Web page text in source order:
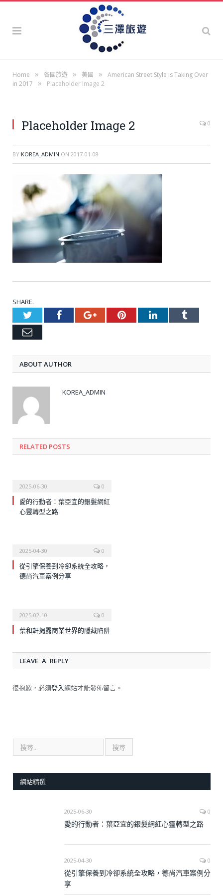
Home » 各國旅遊 » 美國 »
American Street Style is Taking Over
in 2017
» Placeholder Image 2
Placeholder Image 2 0
BY KOREA_ADMIN ON 2017-01-08
SHARE.
TwitterFacebookGoogle+PinterestLinkedInTumblr
Email
ABOUT AUTHOR
KOREA_ADMIN
RELATED POSTS
2025-06-30 0
愛的行動者：葉亞宜的銀髮網紅
心靈轉型之路
2025-04-30 0
從引擎保養到冷卻系統全攻略，
德尚汽車案例分享
2025-02-10 0
葉和軒揭露商業世界的隱藏陷阱
LEAVE A REPLY
很抱歉，必須登入網站才能發佈留言。
網站精選
2025-06-30 0
愛的行動者：葉亞宜的銀髮網紅心靈轉型之路
2025-04-30 0
從引擎保養到冷卻系統全攻略，德尚汽車案例分
享